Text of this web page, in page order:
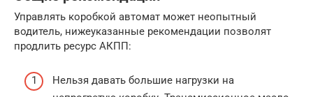
Управлять коробкой автомат может неопытный
водитель, нижеуказанные рекомендации позволят
продлить ресурс АКПП:
Нельзя давать большие нагрузки на